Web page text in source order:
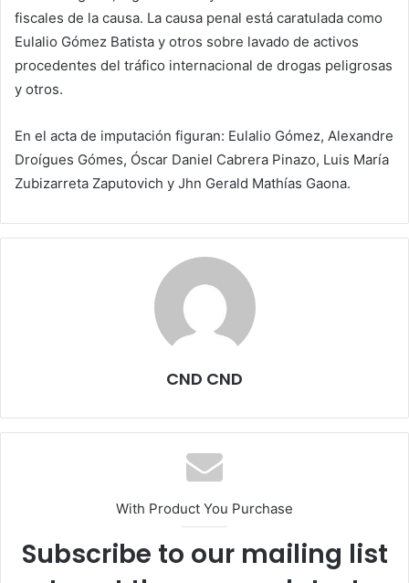
fiscales de la causa. La causa penal está caratulada como
Eulalio Gómez Batista y otros sobre lavado de activos
procedentes del tráfico internacional de drogas peligrosas
y otros.
En el acta de imputación figuran: Eulalio Gómez, Alexandre
Droígues Gómes, Óscar Daniel Cabrera Pinazo, Luis María
Zubizarreta Zaputovich y Jhn Gerald Mathías Gaona.
CND CND
With Product You Purchase
Subscribe to our mailing list